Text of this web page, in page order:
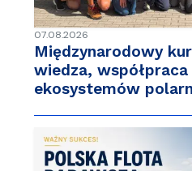
07.08.2026
Międzynarodowy
wiedza,
ekosystemów